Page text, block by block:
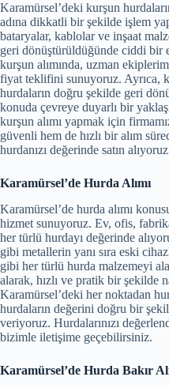
Karamürsel’deki kurşun
adına dikkatli bir şekilde işlem
bataryalar, kablolar ve inşaat
geri dönüştürüldüğünde ciddi bir
kurşun alımında, uzman
fiyat teklifini sunuyoruz. Ayrıca,
hurdaların doğru şekilde geri
konuda çevreye duyarlı bir
kurşun alımı yapmak için
güvenli hem de hızlı bir alım
hurdanızı değerinde satın
Karamürsel’de Hurda Alımı
Karamürsel’de hurda alımı
hizmet sunuyoruz. Ev, ofis,
her türlü hurdayı değerinde
gibi metallerin yanı sıra eski
gibi her türlü hurda malzemeyi
alarak, hızlı ve pratik bir şekilde
Karamürsel’deki her noktadan
hurdaların değerini doğru bir
veriyoruz. Hurdalarınızı
bizimle iletişime geçebilirsiniz.
Karamürsel’de Hurda Bakır